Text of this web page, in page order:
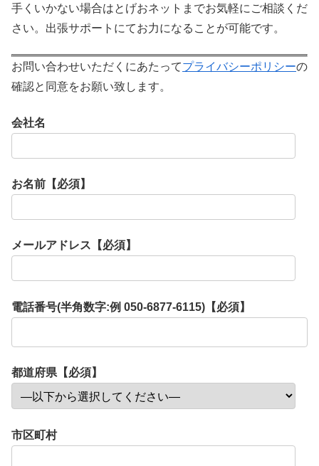
手くいかない場合はとげおネットまでお気軽にご相談くだ
さい。出張サポートにてお力になることが可能です。
お問い合わせいただくにあたってプライバシーポリシーの
確認と同意をお願い致します。
会社名
お名前【必須】
メールアドレス【必須】
電話番号(半角数字:例 050-6877-6115)【必須】
都道府県【必須】
市区町村